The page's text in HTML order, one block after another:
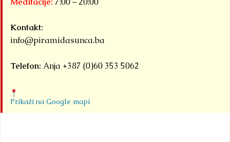
Kontakt:
info@piramidasunca.ba
Telefon: Anja +387 (0)60 353 5062
Prikaži na Google mapi